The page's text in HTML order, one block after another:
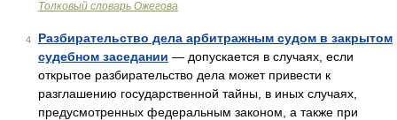
Толковый словарь Ожегова
4
Разбирательство дела арбитражным судом в закрытом
судебном заседании — допускается в случаях, если
открытое разбирательство дела может привести к
разглашению государственной тайны, в иных случаях,
предусмотренных федеральным законом, а также при